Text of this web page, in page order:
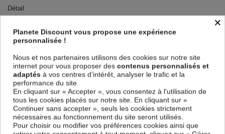
Détail
Couleur : Uni
Entretien : Lavable en machine à 40°C
Finition de la taie : Volant 2 cm
Modèle : Grège
Tissage serré - 57 fils /cm²
Dimensions & Guide
Taie d’oreiller
60x60 - 63x63 - 65x65 cm : Carré
50x70 cm : Rectangulaire
Taie de traversin
85x185 cm : Cylindrique
×
Planete Discount vous propose une expérience
personnalisée !
Nous et nos partenaires utilisons des cookies sur notre site
internet pour vous proposer des contenus personnalisés et
adaptés à vos centres d’intérêt, analyser le trafic et la
performance du site.
En cliquant sur « Accepter », vous consentez à l'utilisation de
tous les cookies placés sur notre site. En cliquant sur «
Continuer sans accepter », seuls les cookies strictement
nécessaires au fonctionnement du site seront utilisés.
Pour choisir ou modifier vos préférences cookies ainsi que